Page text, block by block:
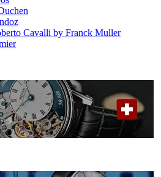
Cavalli by Franck Muller